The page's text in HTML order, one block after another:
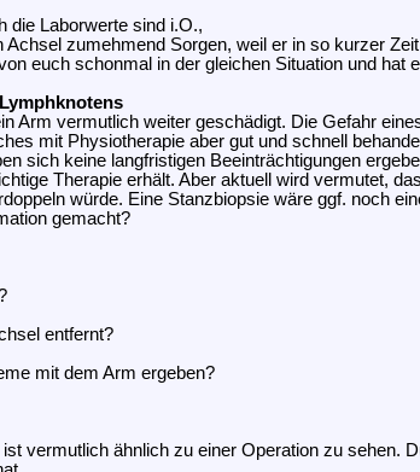
die Laborwerte sind i.O.,
zumehmend Sorgen, weil er in so kurzer
euch schonmal in der gleichen Situation und hat
Arm vermutlich weiter geschädigt. Die Gefahr
mit Physiotherapie aber gut und schnell
sich keine langfristigen Beeinträchtigungen
Therapie erhält. Aber aktuell wird vermutet,
würde. Eine Stanzbiopsie wäre ggf. noch
gemacht?
entfernt?
mit dem Arm ergeben?
vermutlich ähnlich zu einer Operation zu